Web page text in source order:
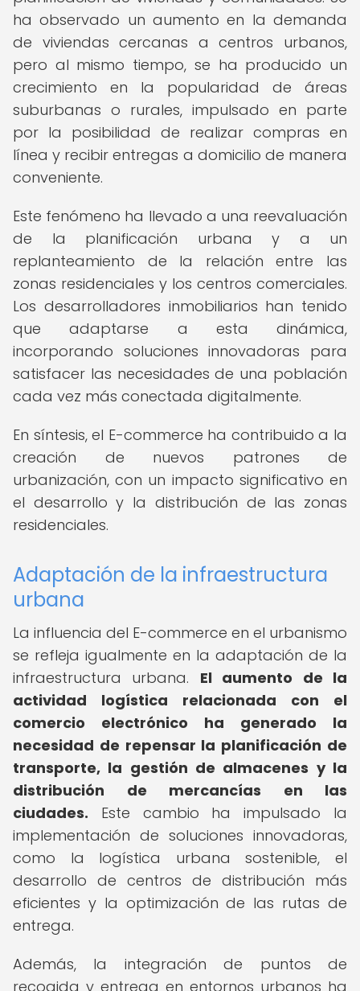
ha observado un aumento en la demanda
de viviendas cercanas a centros urbanos,
pero al mismo tiempo, se ha producido un
crecimiento en la popularidad de áreas
suburbanas o rurales, impulsado en parte
por la posibilidad de realizar compras en
línea y recibir entregas a domicilio de manera
conveniente.
Este fenómeno ha llevado a una reevaluación
de la planificación urbana y a un
replanteamiento de la relación entre las
zonas residenciales y los centros comerciales.
Los desarrolladores inmobiliarios han tenido
que adaptarse a esta dinámica,
incorporando soluciones innovadoras para
satisfacer las necesidades de una población
cada vez más conectada digitalmente.
En síntesis, el E-commerce ha contribuido a la
creación de nuevos patrones de
urbanización, con un impacto significativo en
el desarrollo y la distribución de las zonas
residenciales.
Adaptación de la infraestructura
urbana
La influencia del E-commerce en el urbanismo
se refleja igualmente en la adaptación de la
infraestructura urbana. El aumento de la
actividad logística relacionada con el
comercio electrónico ha generado la
necesidad de repensar la planificación de
transporte, la gestión de almacenes y la
distribución de mercancías en las
ciudades. Este cambio ha impulsado la
implementación de soluciones innovadoras,
como la logística urbana sostenible, el
desarrollo de centros de distribución más
eficientes y la optimización de las rutas de
entrega.
Además, la integración de puntos de
recogida y entrega en entornos urbanos ha